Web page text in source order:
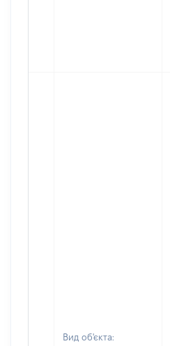
Вид об'єкта: